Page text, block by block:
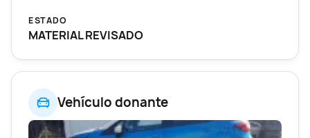
Vehículo donante
ESTADO
MATERIAL REVISADO